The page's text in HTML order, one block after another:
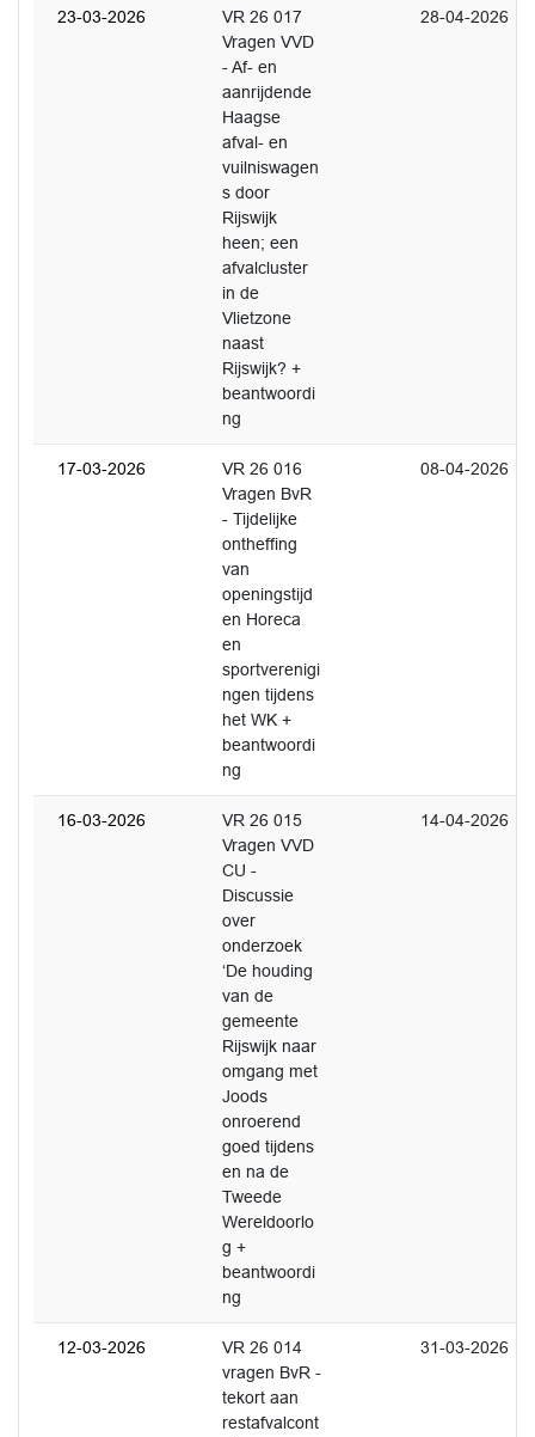
23-03-2026
VR 26 017
Vragen VVD
- Af- en
aanrijdende
Haagse
afval- en
vuilniswagen
s door
Rijswijk
heen; een
afvalcluster
in de
Vlietzone
naast
Rijswijk? +
beantwoordi
ng
28-04-2026
17-03-2026
VR 26 016
Vragen BvR
- Tijdelijke
ontheffing
van
openingstijd
en Horeca
en
sportverenigi
ngen tijdens
het WK +
beantwoordi
ng
08-04-2026
16-03-2026
VR 26 015
Vragen VVD
CU -
Discussie
over
onderzoek
‘De houding
van de
gemeente
Rijswijk naar
omgang met
Joods
onroerend
goed tijdens
en na de
Tweede
Wereldoorlo
g +
beantwoordi
ng
14-04-2026
12-03-2026
VR 26 014
vragen BvR -
tekort aan
restafvalcont
31-03-2026